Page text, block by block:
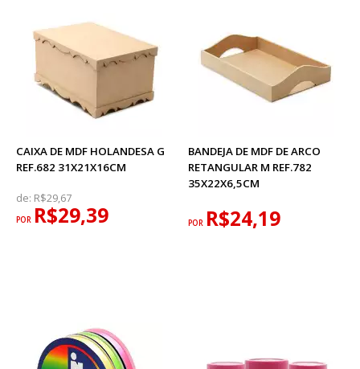
CAIXA DE MDF HOLANDESA G
REF.682 31X21X16CM
de: R$29,67
POR R$29,39
BANDEJA DE MDF DE ARCO
RETANGULAR M REF.782
35X22X6,5CM
POR R$24,19